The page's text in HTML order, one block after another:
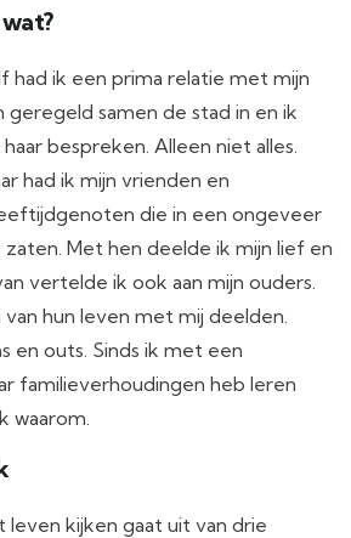
had ik een prima relatie met mijn
samen de stad in en ik
bespreken. Alleen niet alles.
had ik mijn vrienden en
die in een ongeveer
Met hen deelde ik mijn lief en
vertelde ik ook aan mijn ouders.
hun leven met mij deelden.
en outs. Sinds ik met een
familieverhoudingen heb leren
waarom.
leven kijken gaat uit van drie